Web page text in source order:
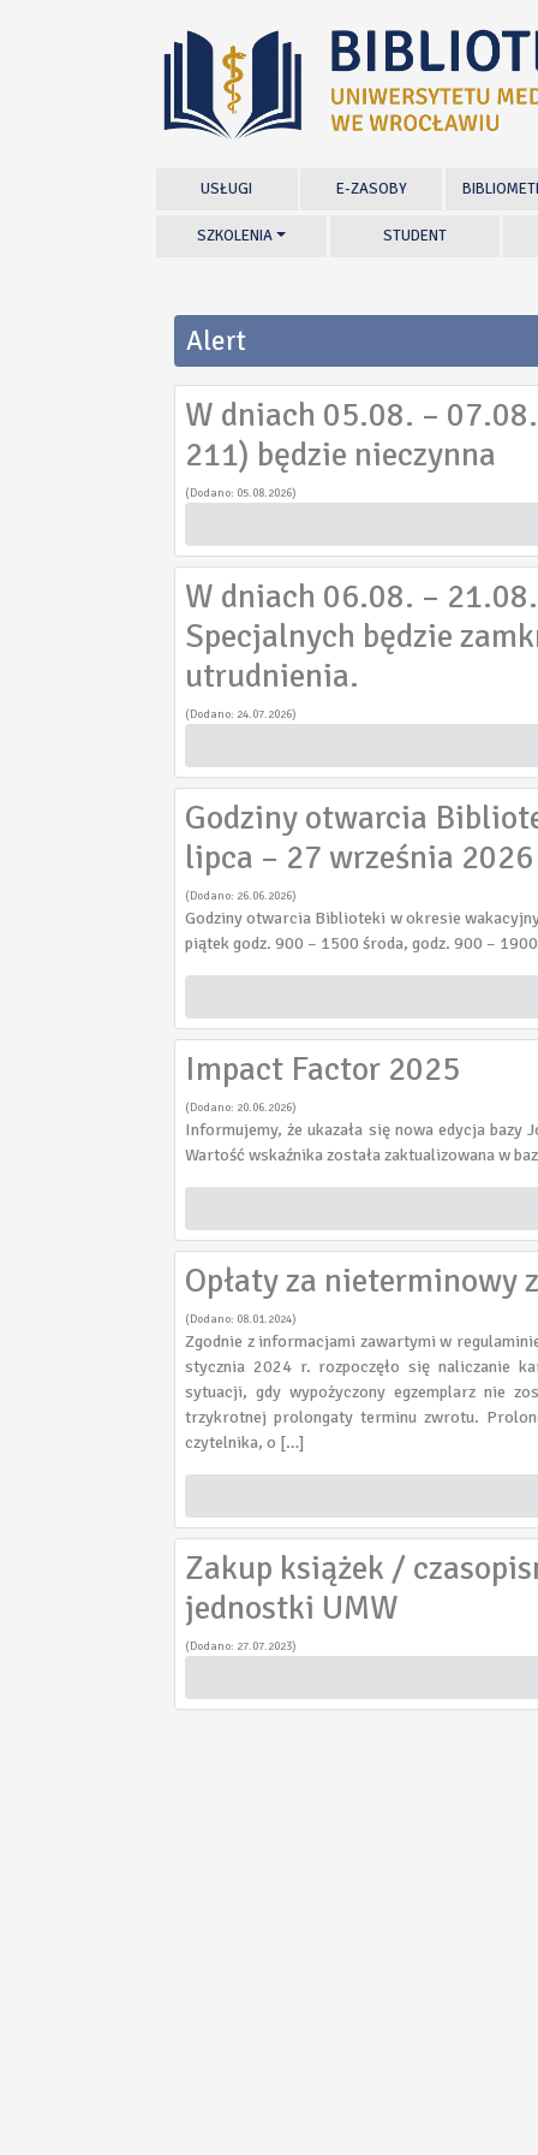
USŁUGI E-ZASOBY
SZKOLENIA STUDENT
Alert
W dniach 05.08. –
211) będzie nieczynna
(Dodano: 05.08.2026)
W dniach 06.08. –
Specjalnych będzie
utrudnienia.
(Dodano: 24.07.2026)
Godziny otwarcia
lipca – 27 września 2026
(Dodano: 26.06.2026)
Godziny otwarcia Biblioteki w okresie
piątek godz. 900 – 1500 środa, godz. 900 –
Impact Factor 2025
(Dodano: 20.06.2026)
Informujemy, że ukazała się nowa edycja
Wartość wskaźnika została zaktualizowana w
Opłaty za nieterminowy
(Dodano: 08.01.2024)
Zgodnie z informacjami zawartymi w
stycznia 2024 r. rozpoczęło się naliczanie
sytuacji, gdy wypożyczony egzemplarz nie
trzykrotnej prolongaty terminu zwrotu.
czytelnika, o […]
Zakup książek /
jednostki UMW
(Dodano: 27.07.2023)